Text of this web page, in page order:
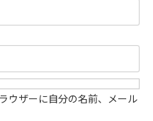
ウザーに自分の名前、メール